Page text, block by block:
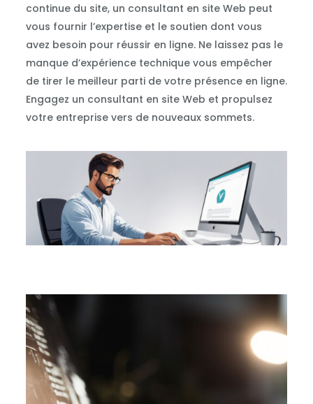
continue du site, un consultant en site Web peut
vous fournir l’expertise et le soutien dont vous
avez besoin pour réussir en ligne. Ne laissez pas le
manque d’expérience technique vous empêcher
de tirer le meilleur parti de votre présence en ligne.
Engagez un consultant en site Web et propulsez
votre entreprise vers de nouveaux sommets.